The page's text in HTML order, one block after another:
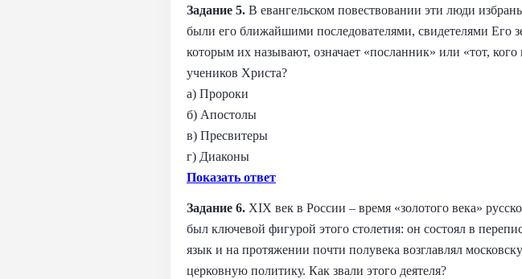
Задание 5. В евангельском повествовании эти люди
были его ближайшими последователями, свидетелями Его
которым их называют, означает «посланник» или «тот,
учеников Христа?
а) Пророки
б) Апостолы
в) Пресвитеры
г) Диаконы
Показать ответ
Задание 6. XIX век в России – время «золотого века»
был ключевой фигурой этого столетия: он состоял в
язык и на протяжении почти полувека возглавлял
церковную политику. Как звали этого деятеля?